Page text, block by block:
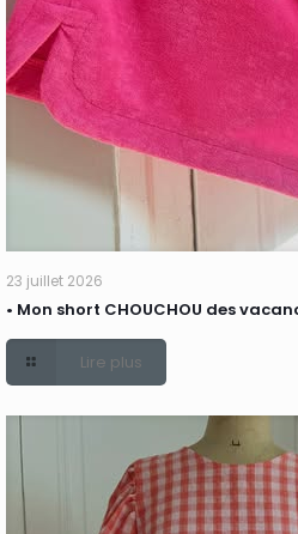
23 juillet 2026
• Mon short CHOUCHOU des
Lire plus